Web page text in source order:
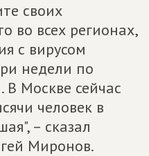
своих
во всех регионах,
с вирусом
недели по
Москве сейчас
человек в
– сказал
Миронов.